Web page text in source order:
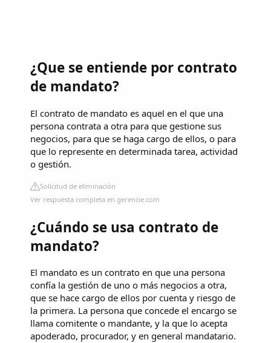
¿Que se entiende por contrato
de mandato?
El contrato de mandato es aquel en el que una
persona contrata a otra para que gestione sus
negocios, para que se haga cargo de ellos, o para
que lo represente en determinada tarea, actividad
o gestión.
Solicitud de eliminación
Ver respuesta completa en gerencie.com
¿Cuándo se usa contrato de
mandato?
El mandato es un contrato en que una persona
confía la gestión de uno o más negocios a otra,
que se hace cargo de ellos por cuenta y riesgo de
la primera. La persona que concede el encargo se
llama comitente o mandante, y la que lo acepta
apoderado, procurador, y en general mandatario.